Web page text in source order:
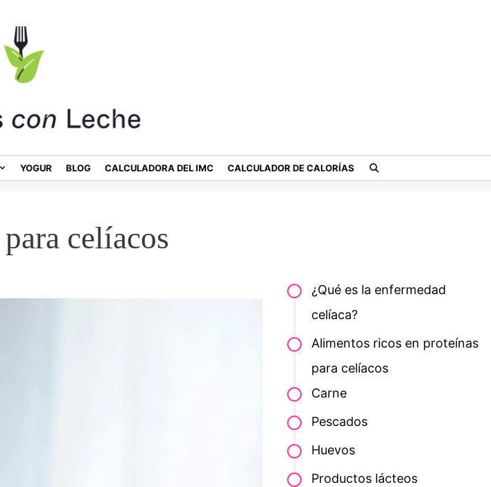
YOGUR BLOG CALCULADORA DEL IMC CALCULADOR DE CALORÍAS
celíacos
¿Qué es la enfermedad
celíaca?
Alimentos ricos en proteínas
para celíacos
Carne
Pescados
Huevos
Productos lácteos